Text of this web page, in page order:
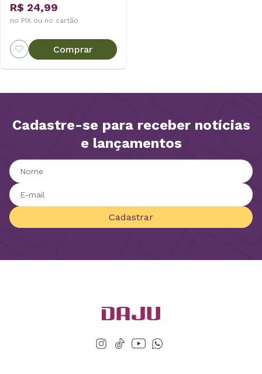
R$ 24,99
no PIX ou no cartão
Comprar
Cadastre-se para receber notícias
e lançamentos
Cadastrar